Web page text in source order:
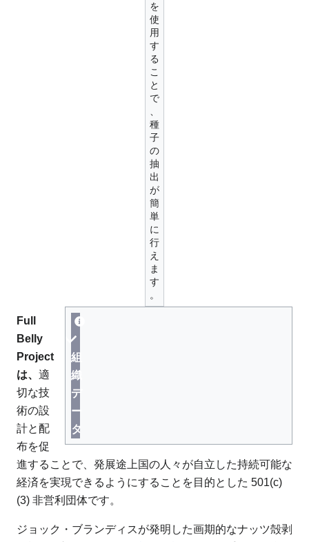
を
使
用
す
る
こ
と
で
種
子
の
抽
出
が
簡
単
に
行
え
ま
す
。
組
織
デ
ー
タ
Full
Belly
Project
は、 適
切な技
術の設
計と配
布を促
進することで、発展途上国の人々が自立した持続可能な
経済を実現できるようにすることを目的とした 501(c)
(3) 非営利団体です。
ジョック・ブランディスが発明した画期的なナッツ殻剥